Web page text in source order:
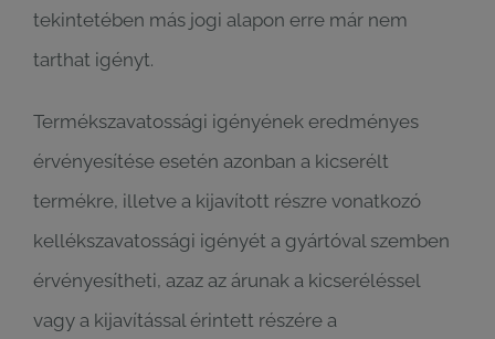
tekintetében más jogi alapon erre már nem
tarthat igényt.
Termékszavatossági igényének eredményes
érvényesítése esetén azonban a kicserélt
termékre, illetve a kijavított részre vonatkozó
kellékszavatossági igényét a gyártóval szemben
érvényesítheti, azaz az árunak a kicseréléssel
vagy a kijavítással érintett részére a